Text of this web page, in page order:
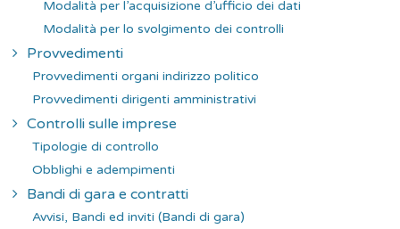
Modalità per l’acquisizione d’ufficio dei dati
Modalità per lo svolgimento dei controlli
Provvedimenti
Provvedimenti organi indirizzo politico
Provvedimenti dirigenti amministrativi
Controlli sulle imprese
Tipologie di controllo
Obblighi e adempimenti
Bandi di gara e contratti
Avvisi, Bandi ed inviti (Bandi di gara)